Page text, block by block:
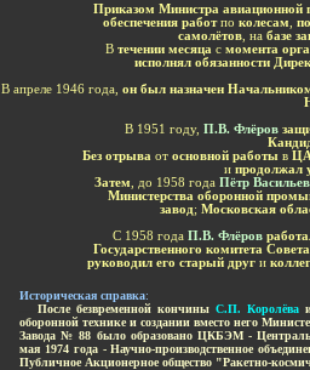
Приказом Министра
обеспечения работпо колесам
самолётов, на базе
В течении месяца с момента
исполнял обязанности
В апреле 1946 года, он был назначен
В 1951 году, П.В. Флёров
Без отрыва от основной работы в
и продолжал
Затем , до 1958 года Пётр
Министерства оборонной
завод; Московская
С 1958 года П.В. Флёров
Государственного комитета
руководил его старый друг и
Историческая справка:
После безвременной кончиныС.П. Королёва
оборонной технике и создании вместо него
Завода № 88 было образовано ЦКБЭМ -
мая 1974 года- Научно-производственное
Публичное Акционерное общество "Ракетно-